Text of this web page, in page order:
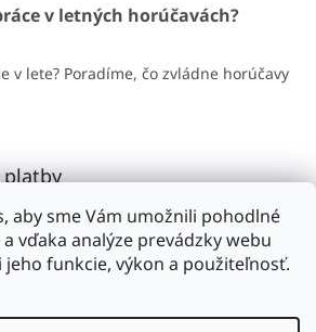
aby sme Vám umožnili pohodlné
vďaka analýze prevádzky webu
jeho funkcie, výkon a použiteľnosť.
v letných horúčavách?
v lete? Poradíme, čo zvládne horúčavy